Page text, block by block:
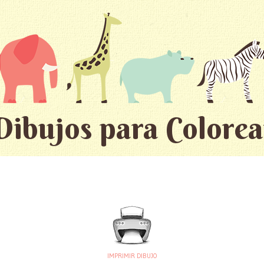
para
IMPRIMIR DIBUJO